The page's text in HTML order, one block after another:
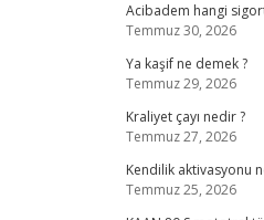
Acibadem hangi
Temmuz 30, 2026
Ya kaşif ne demek ?
Temmuz 29, 2026
Kraliyet çayı nedir ?
Temmuz 27, 2026
Kendilik aktivasyonu
Temmuz 25, 2026